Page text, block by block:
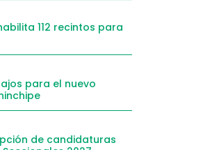
112 recintos para
para el nuevo
de candidaturas